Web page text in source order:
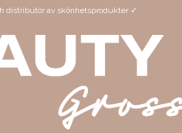
distributör av skönhetsprodukter ✓